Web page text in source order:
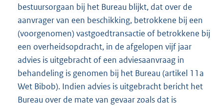
bestuursorgaan bij het Bureau blijkt, dat over de
aanvrager van een beschikking, betrokkene bij een
(voorgenomen) vastgoedtransactie of betrokkene bij
een overheidsopdracht, in de afgelopen vijf jaar
advies is uitgebracht of een adviesaanvraag in
behandeling is genomen bij het Bureau (artikel 11a
Wet Bibob). Indien advies is uitgebracht bericht het
Bureau over de mate van gevaar zoals dat is